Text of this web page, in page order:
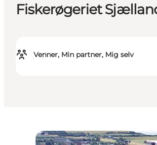
Fiskerøgeriet
Venner, Min partner, Mig selv